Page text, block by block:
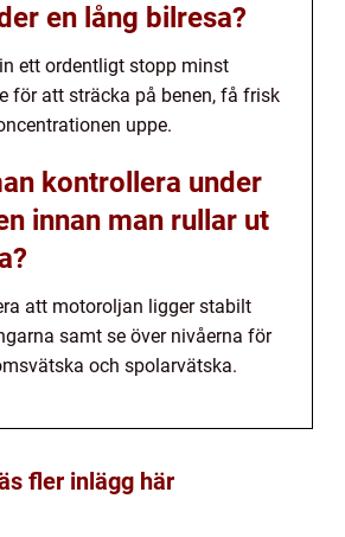
en lång bilresa?
ett ordentligt stopp minst
för att sträcka på benen, få frisk
uppe.
kontrollera under
innan man rullar ut
att motoroljan ligger stabilt
samt se över nivåerna för
och spolarvätska.
fler inlägg här